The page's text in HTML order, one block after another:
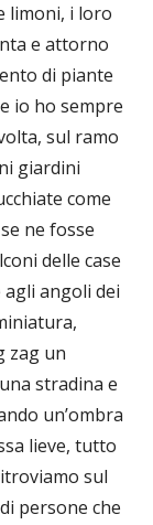
limoni, i loro
e attorno
di piante
io ho sempre
sul ramo
giardini
come
ne fosse
delle case
angoli dei
zag un
stradina e
un’ombra
lieve, tutto
sul
persone che